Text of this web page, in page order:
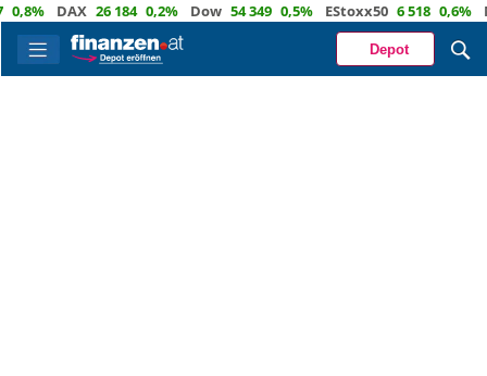
DAX 26 184 0,2% Dow 54 349 0,5% EStoxx50 6 518 0,6%
Depot